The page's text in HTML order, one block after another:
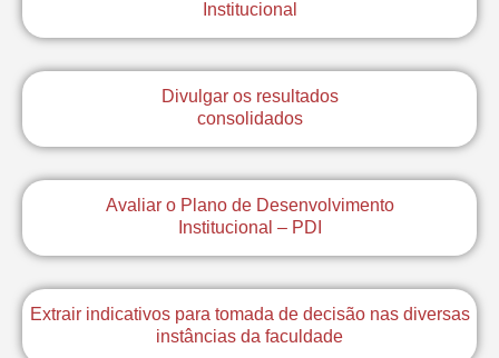
Institucional
Divulgar os resultados
consolidados
Avaliar o Plano de Desenvolvimento
Institucional – PDI
Extrair indicativos para tomada de decisão nas diversas
instâncias da faculdade